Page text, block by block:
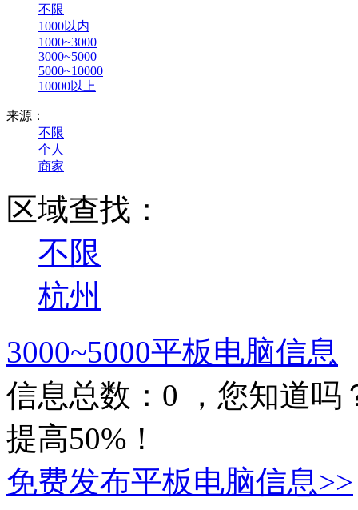
不限
1000以内
1000~3000
3000~5000
5000~10000
10000以上
来源：
不限
个人
商家
区域查找：
不限
杭州
3000~5000平板电脑信息
信息总数： 0 ，您知道
提高50%！
免费发布平板电脑信息>>